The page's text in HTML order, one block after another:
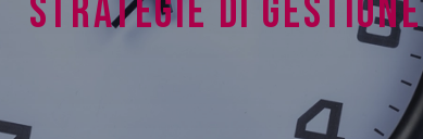
STRATEGIE DI GESTIONE